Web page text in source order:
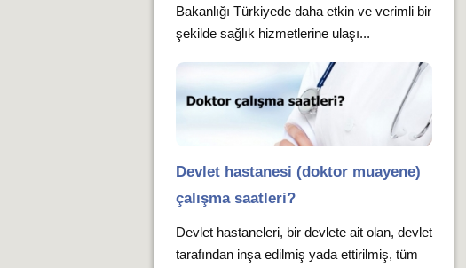
Bakanlığı Türkiyede daha etkin ve verimli bir
şekilde sağlık hizmetlerine ulaşı...
Devlet hastanesi (doktor muayene)
çalışma saatleri?
Devlet hastaneleri, bir devlete ait olan, devlet
tarafından inşa edilmiş yada ettirilmiş, tüm